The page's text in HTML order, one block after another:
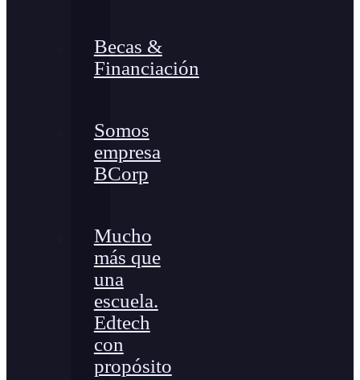
Becas &
Financiación
Somos
empresa
BCorp
Mucho
más que
una
escuela.
Edtech
con
propósito